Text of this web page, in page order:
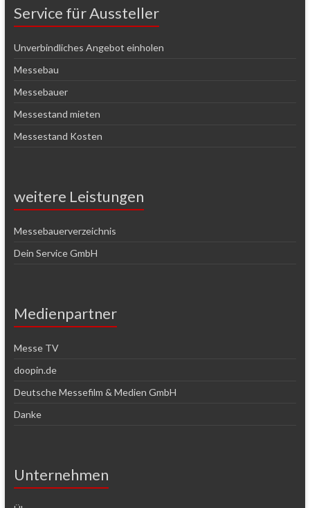
Service für Aussteller
Unverbindliches Angebot einholen
Messebau
Messebauer
Messestand mieten
Messestand Kosten
weitere Leistungen
Messebauerverzeichnis
Dein Service GmbH
Medienpartner
Messe TV
doopin.de
Deutsche Messefilm & Medien GmbH
Danke
Unternehmen